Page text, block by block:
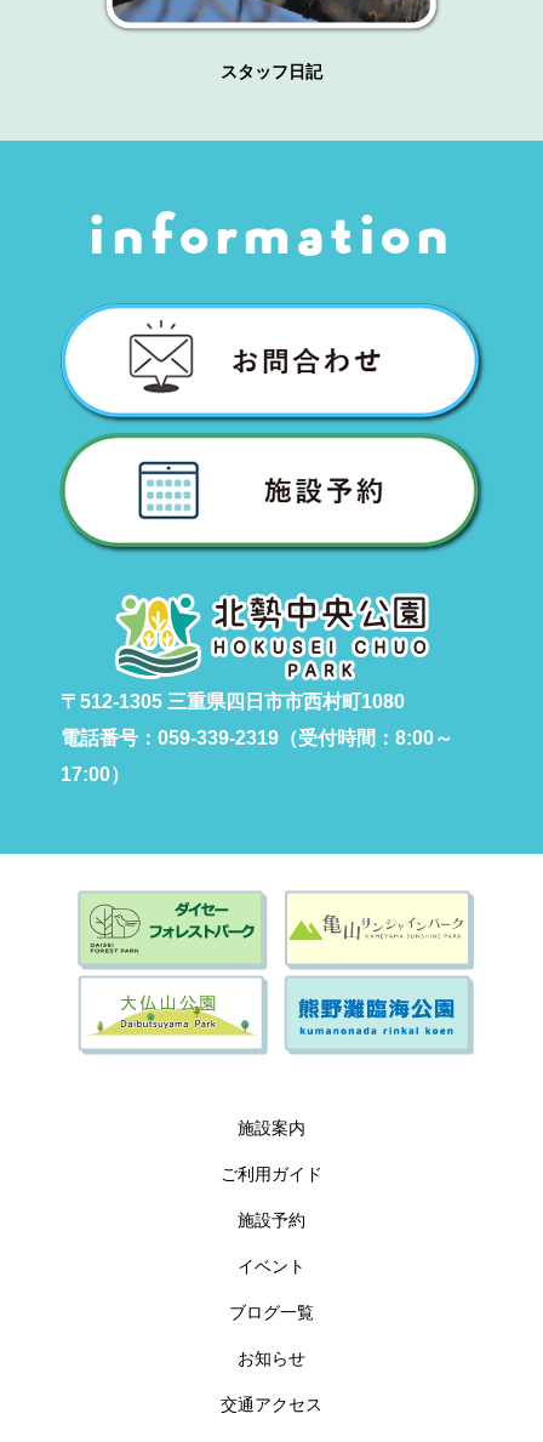
スタッフ日記
〒512-1305 三重県四日市市西村町1080
電話番号：059-339-2319（受付時間：8:00～
17:00）
施設案内
ご利用ガイド
施設予約
イベント
ブログ一覧
お知らせ
交通アクセス